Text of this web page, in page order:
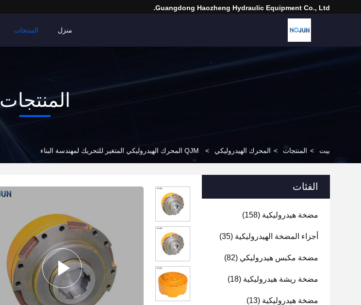
Guangdong Haozheng Hydraulic Equipment Co., Ltd.
منزل المنتجات
المنتجات
بيت > المنتجات > المحرك الهيدروليكي > QJM المحرك الهيدروليكي المتغير للتحريك لمهندسة البناء
الفئات
مضخة هيدروليكية (158)
أجزاء المضخة الهيدروليكية (35)
مضخة مكبس هيدروليكي (82)
مضخة ريشة هيدروليكية (18)
مضخة هيدروليكية (13)